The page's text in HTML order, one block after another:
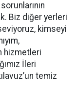
Biz diğer yerleri
kimseyi
hizmetleri
İleri
temiz